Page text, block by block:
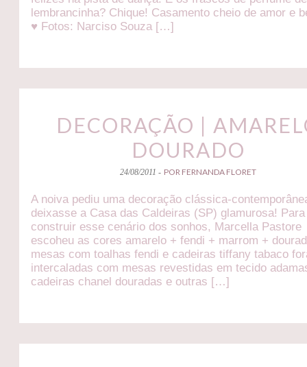
lembrancinha? Chique! Casamento cheio de amor e
♥ Fotos: Narciso Souza […]
DECORAÇÃO |
DOURADO
24/08/2011 - POR FERNANDA FLORET
A noiva pediu uma decoração clássica-
deixasse a Casa das Caldeiras (SP) glamurosa! Para
construir esse cenário dos sonhos, Marcella Pastore
escoheu as cores amarelo + fendi + marrom +
mesas com toalhas fendi e cadeiras tiffany tabaco
intercaladas com mesas revestidas em tecido
cadeiras chanel douradas e outras […]